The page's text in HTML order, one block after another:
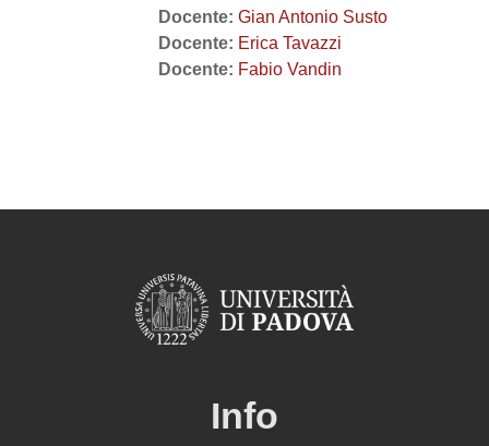
Docente: Gian Antonio Susto
Docente: Erica Tavazzi
Docente: Fabio Vandin
Info